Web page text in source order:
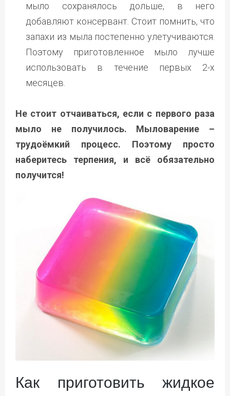
мыло сохранялось дольше, в него
добавляют консервант. Стоит помнить, что
запахи из мыла постепенно улетучиваются.
Поэтому приготовленное мыло лучше
использовать в течение первых 2-х
месяцев.
Не стоит отчаиваться, если с первого раза
мыло не получилось. Мыловарение –
трудоёмкий процесс. Поэтому просто
наберитесь терпения, и всё обязательно
получится!
Как приготовить жидкое